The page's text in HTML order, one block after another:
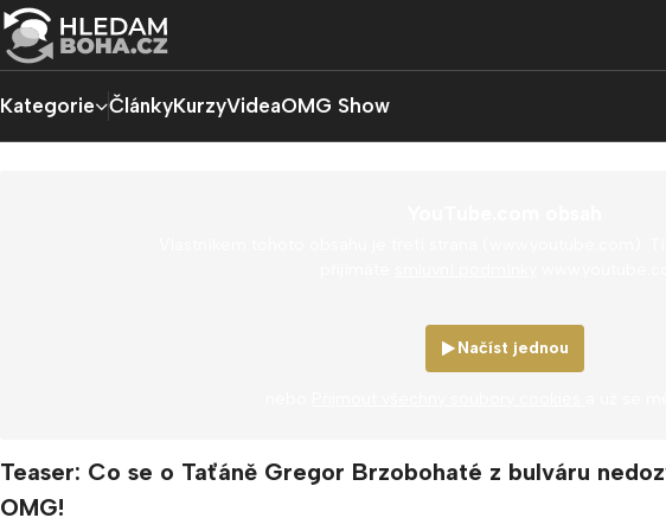
Kategorie ČlánkyKurzyVideaOMG Show
Načíst jednou
Teaser: Co se o Taťáně Gregor Brzobohaté z bulváru
OMG!